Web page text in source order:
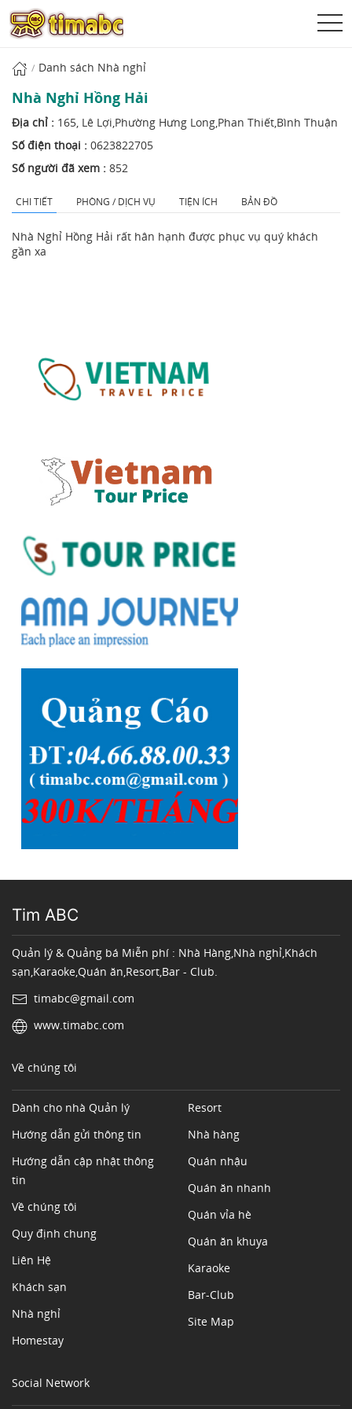
Danh sách Nhà nghỉ
Nhà Nghỉ Hồng Hải
Địa chỉ : 165, Lê Lợi,Phường Hưng Long,Phan Thiết,Bình Thuận
Số điện thoại : 0623822705
Số người đã xem : 852
CHI TIẾT PHÒNG / DỊCH VỤ TIỆN ÍCH BẢN ĐỒ
Nhà Nghỉ Hồng Hải rất hân hạnh được phục vụ quý khách
gần xa
Tim ABC
Quản lý & Quảng bá Miễn phí : Nhà Hàng,Nhà nghỉ,Khách
sạn,Karaoke,Quán ăn,Resort,Bar - Club.
timabc@gmail.com
www.timabc.com
Về chúng tôi
Dành cho nhà Quản lý
Hướng dẫn gửi thông tin
Hướng dẫn cập nhật thông
tin
Về chúng tôi
Quy định chung
Liên Hệ
Khách sạn
Nhà nghỉ
Homestay
Resort
Nhà hàng
Quán nhậu
Quán ăn nhanh
Quán vỉa hè
Quán ăn khuya
Karaoke
Bar-Club
Site Map
Social Network